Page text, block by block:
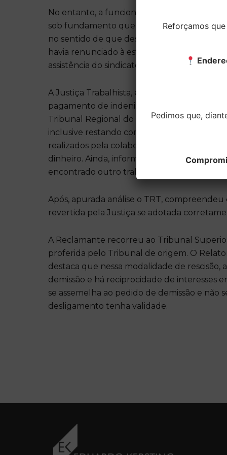
No entanto, a funcionária após rescisão
sob fundamento que estava grávida
no sentido de que desconhecia a gravidez
havia renunciado à estabilidade. Também
assistência do sindicato, o que tornaria
A Justiça Trabalhista, em primeiro grau,
pagamento de indenização
Tribunal Regional do Trabalho considerou
inclusive restando comprovado pelo
realizados pela colaboradora, onde dizia
dinheiro. Ainda, informa à Reclamada que
encontrado outro trabalho.
Após, apurada análise o TRT,
revertida pela Justiça se adotada
A Reclamante recorreu ao Tribunal
proferida pelo Tribunal de origem. O
destaca que nessa modalidade de
demissão e há reciprocidade de interesses
se assemelha ao pedido de demissão e não
desligamento tenha validade.
Reforçamos
Pedimos que,